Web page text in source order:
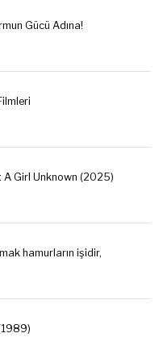
Gücü Adına!
A Girl Unknown (2025)
hamurların işidir,